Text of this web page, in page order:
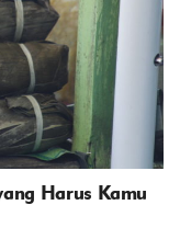
Harus Kamu